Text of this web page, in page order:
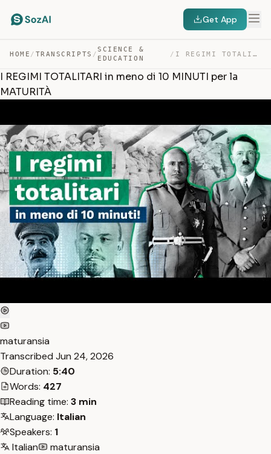
Get App
HOME / TRANSCRIPTS /
SCIENCE &
EDUCATION
/ I REGIMI TOTALITARI IN MENO DI 10 MINUTI PER LA MATURITÀ — TRANSCRIPT
I REGIMI TOTALITARI in meno di 10 MINUTI per la
MATURITÀ
maturansia
Transcribed Jun 24, 2026
Duration: 5:40
Words: 427
Reading time: 3 min
Language: Italian
Speakers: 1
Italian
maturansia